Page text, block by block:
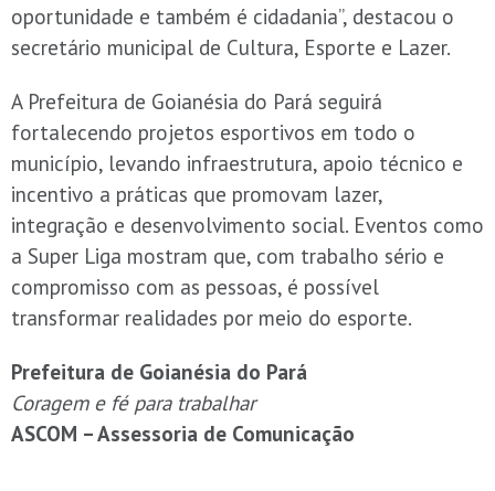
oportunidade e também é cidadania”, destacou o
secretário municipal de Cultura, Esporte e Lazer.
A Prefeitura de Goianésia do Pará seguirá
fortalecendo projetos esportivos em todo o
município, levando infraestrutura, apoio técnico e
incentivo a práticas que promovam lazer,
integração e desenvolvimento social. Eventos como
a Super Liga mostram que, com trabalho sério e
compromisso com as pessoas, é possível
transformar realidades por meio do esporte.
Prefeitura de Goianésia do Pará
Coragem e fé para trabalhar
ASCOM – Assessoria de Comunicação